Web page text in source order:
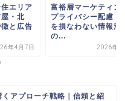
ングと
｜信頼
活用
年7月6日
子育て世代の集客を
に導く完全ガイド｜
的な媒体選びから訴
方...
2026年3
くアプローチ戦略｜信頼と紹